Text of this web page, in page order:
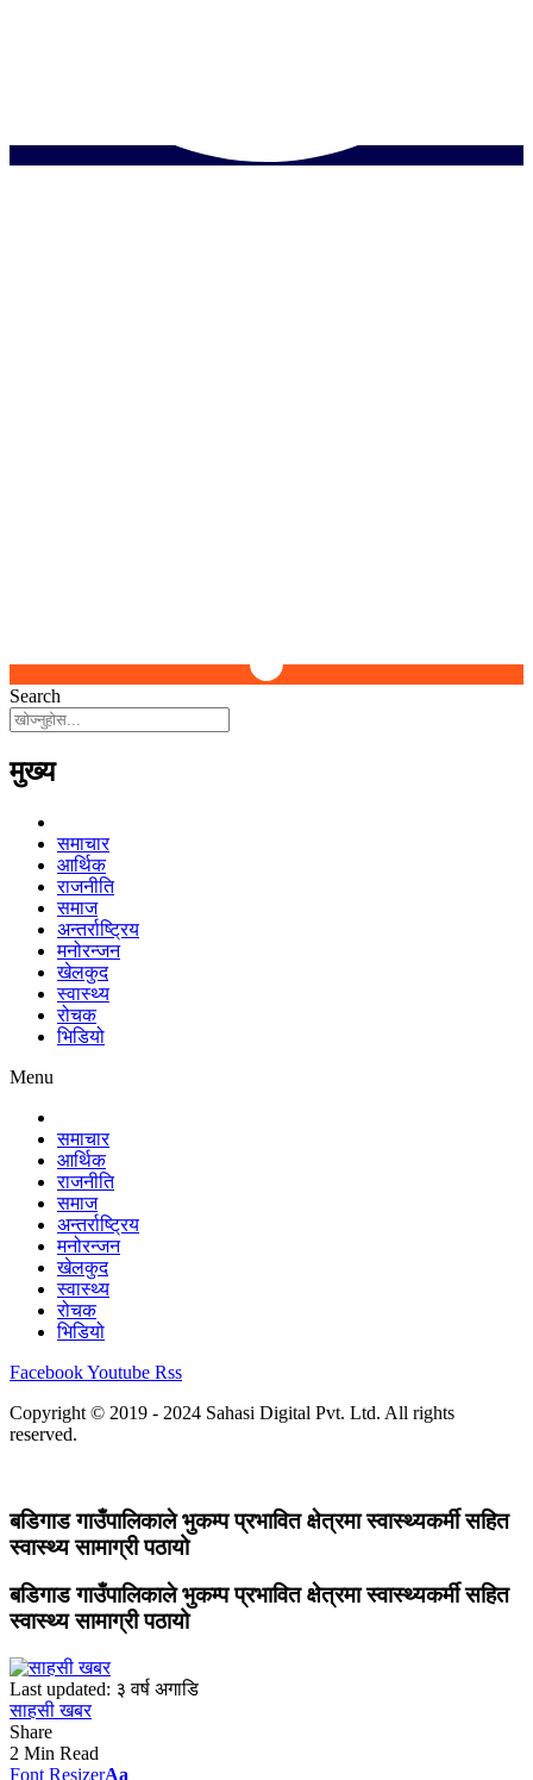
Search
मुख्य
समाचार
आर्थिक
राजनीति
समाज
अन्तर्राष्ट्रिय
मनोरन्जन
खेलकुद
स्वास्थ्य
रोचक
भिडियो
Menu
समाचार
आर्थिक
राजनीति
समाज
अन्तर्राष्ट्रिय
मनोरन्जन
खेलकुद
स्वास्थ्य
रोचक
भिडियो
FacebookYoutube Rss
Copyright © 2019 - 2024 Sahasi Digital Pvt. Ltd. All rights
reserved.
बडिगाड गाउँपालिकाले भुकम्प प्रभावित क्षेत्रमा स्वास्थ्यकर्मी सहित
स्वास्थ्य सामाग्री पठायो
बडिगाड गाउँपालिकाले भुकम्प प्रभावित क्षेत्रमा स्वास्थ्यकर्मी सहित
स्वास्थ्य सामाग्री पठायो
Last updated: ३ वर्ष अगाडि
साहसी खबर
Share
2 Min Read
Font ResizerAa